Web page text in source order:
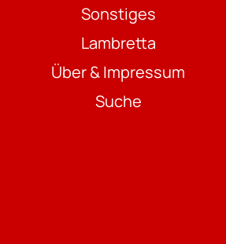
Sonstiges
Lambretta
Über & Impressum
Suche